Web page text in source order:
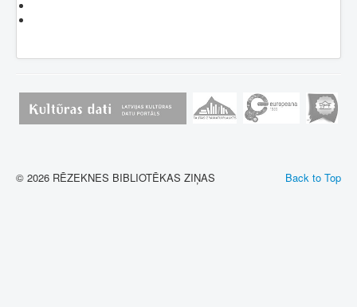
Back to Top
© 2026 RĒZEKNES BIBLIOTĒKAS ZIŅAS